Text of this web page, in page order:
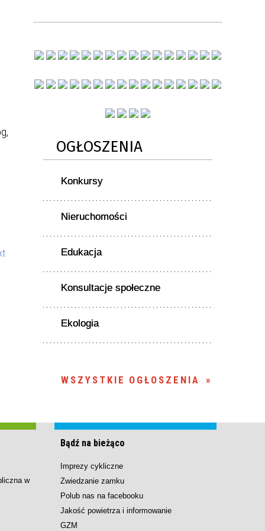
OGŁOSZENIA
Konkursy
Nieruchomości
Edukacja
Konsultacje społeczne
Ekologia
WSZYSTKIE OGŁOSZENIA
w
Bądź na bieżąco
Imprezy cykliczne
Zwiedzanie zamku
Polub nas na facebooku
Jakość powietrza i informowanie
GZM